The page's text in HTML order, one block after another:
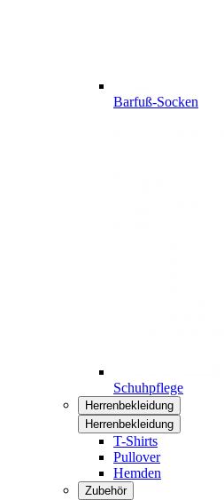
Barfuß-Socken
Schuhpflege
Herrenbekleidung
Herrenbekleidung
T-Shirts
Pullover
Hemden
Zubehör